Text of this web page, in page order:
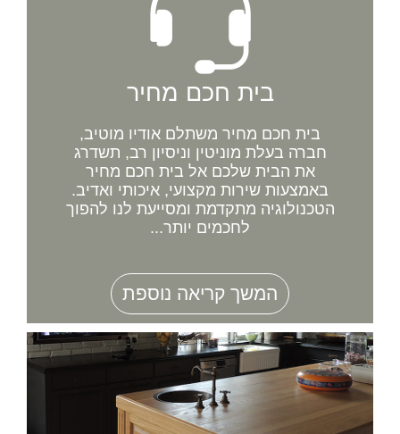
בית חכם מחיר
בית חכם מחיר משתלם אודיו מוטיב,
חברה בעלת מוניטין וניסיון רב, תשדרג
את הבית שלכם אל בית חכם מחיר
באמצעות שירות מקצועי, איכותי ואדיב.
הטכנולוגיה מתקדמת ומסייעת לנו להפוך
לחכמים יותר...
המשך קריאה נוספת